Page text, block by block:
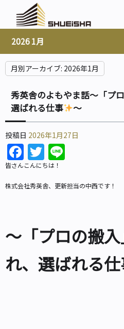
2026 1月
月別アーカイブ: 2026年1月
秀英舎のよもやま話～「プ
選ばれる仕事
～
投稿日 2026年1月27日
Facebook
Twitter
皆さんこんにちは！
株式会社秀英舎、更新担当の中西です！
～「プロの搬
れ、選ばれる